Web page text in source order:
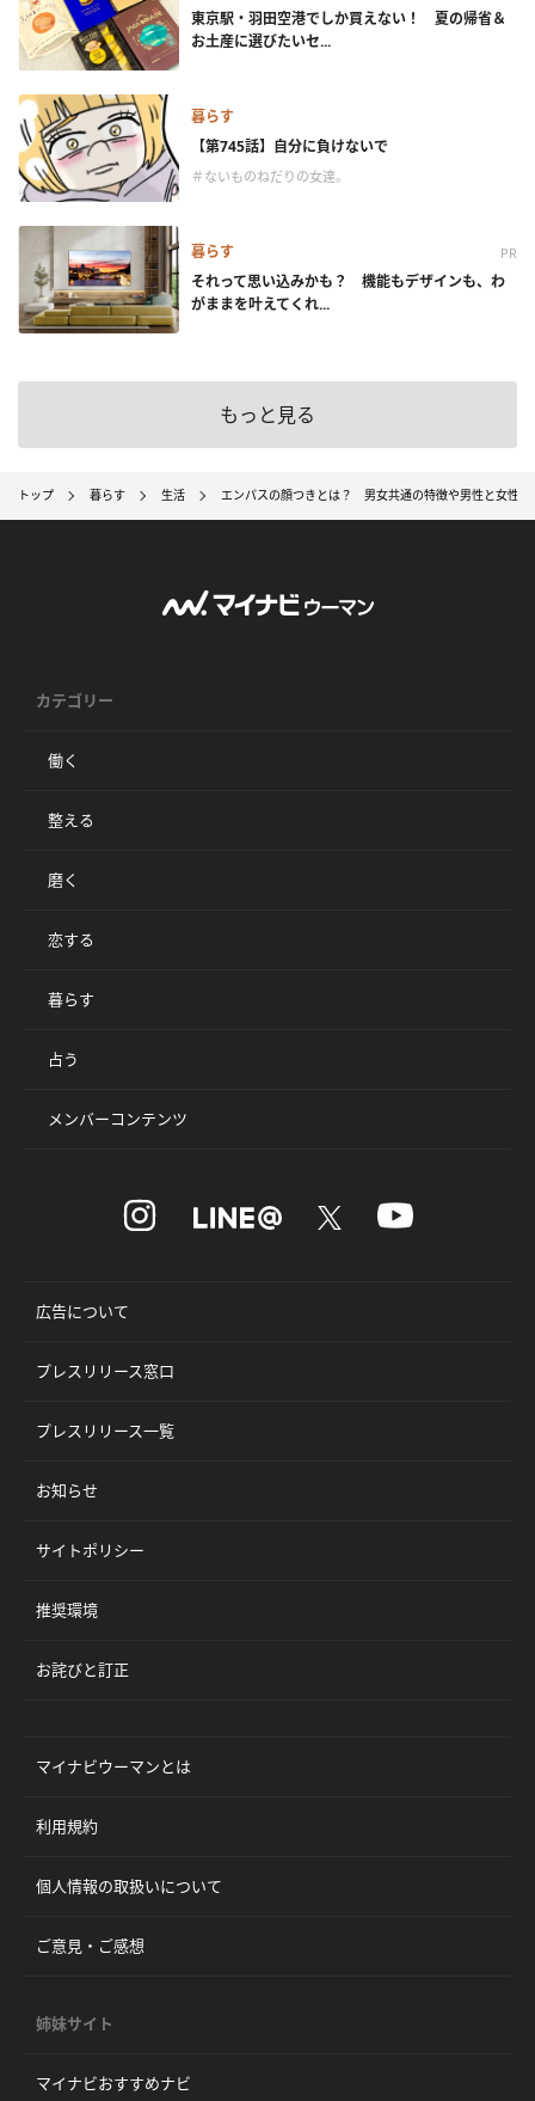
東京駅・羽田空港でしか買えない！ 夏の帰省＆
お土産に選びたいセ...
暮らす
【第745話】自分に負けないで
＃ないものねだりの女達。
暮らす PR
それって思い込みかも？ 機能もデザインも、わ
がままを叶えてくれ...
もっと見る
トップ 暮らす 生活 エンパスの顔つきとは？ 男女共通の特徴や男性と女性の
カテゴリー
働く
整える
磨く
恋する
暮らす
占う
メンバーコンテンツ
広告について
プレスリリース窓口
プレスリリース一覧
お知らせ
サイトポリシー
推奨環境
お詫びと訂正
マイナビウーマンとは
利用規約
個人情報の取扱いについて
ご意見・ご感想
姉妹サイト
マイナビおすすめナビ